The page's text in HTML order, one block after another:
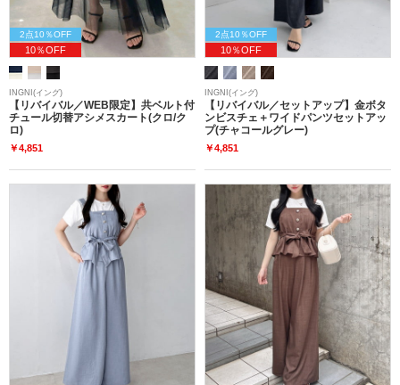
2点10％OFF
10％OFF
INGNI(イング)
【リバイバル／WEB限定】共ベルト付
チュール切替アシメスカート(クロ/ク
ロ)
￥4,851
2点10％OFF
10％OFF
INGNI(イング)
【リバイバル／セットアップ】金ボタ
ンビスチェ＋ワイドパンツセットアッ
プ(チャコールグレー)
￥4,851